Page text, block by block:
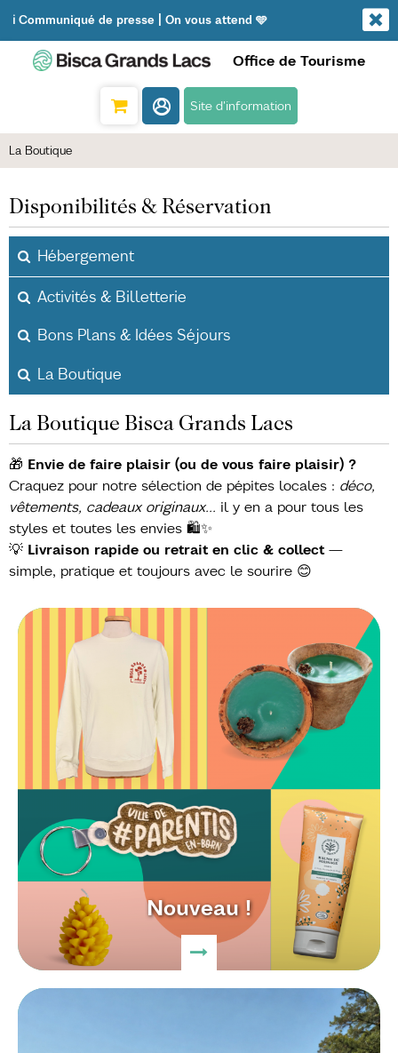
ℹ️ Communiqué de presse | On vous attend 🩵
Office de Tourisme
Site d'information
La Boutique
Disponibilités & Réservation
Hébergement
Activités & Billetterie
Bons Plans & Idées Séjours
La Boutique
La Boutique Bisca Grands Lacs
🎁 Envie de faire plaisir (ou de vous faire plaisir) ?
Craquez pour notre sélection de pépites locales : déco,
vêtements, cadeaux originaux… il y en a pour tous les
styles et toutes les envies 🛍️✨
💡 Livraison rapide ou retrait en clic & collect—
simple, pratique et toujours avec le sourire 😊
Nouveau !